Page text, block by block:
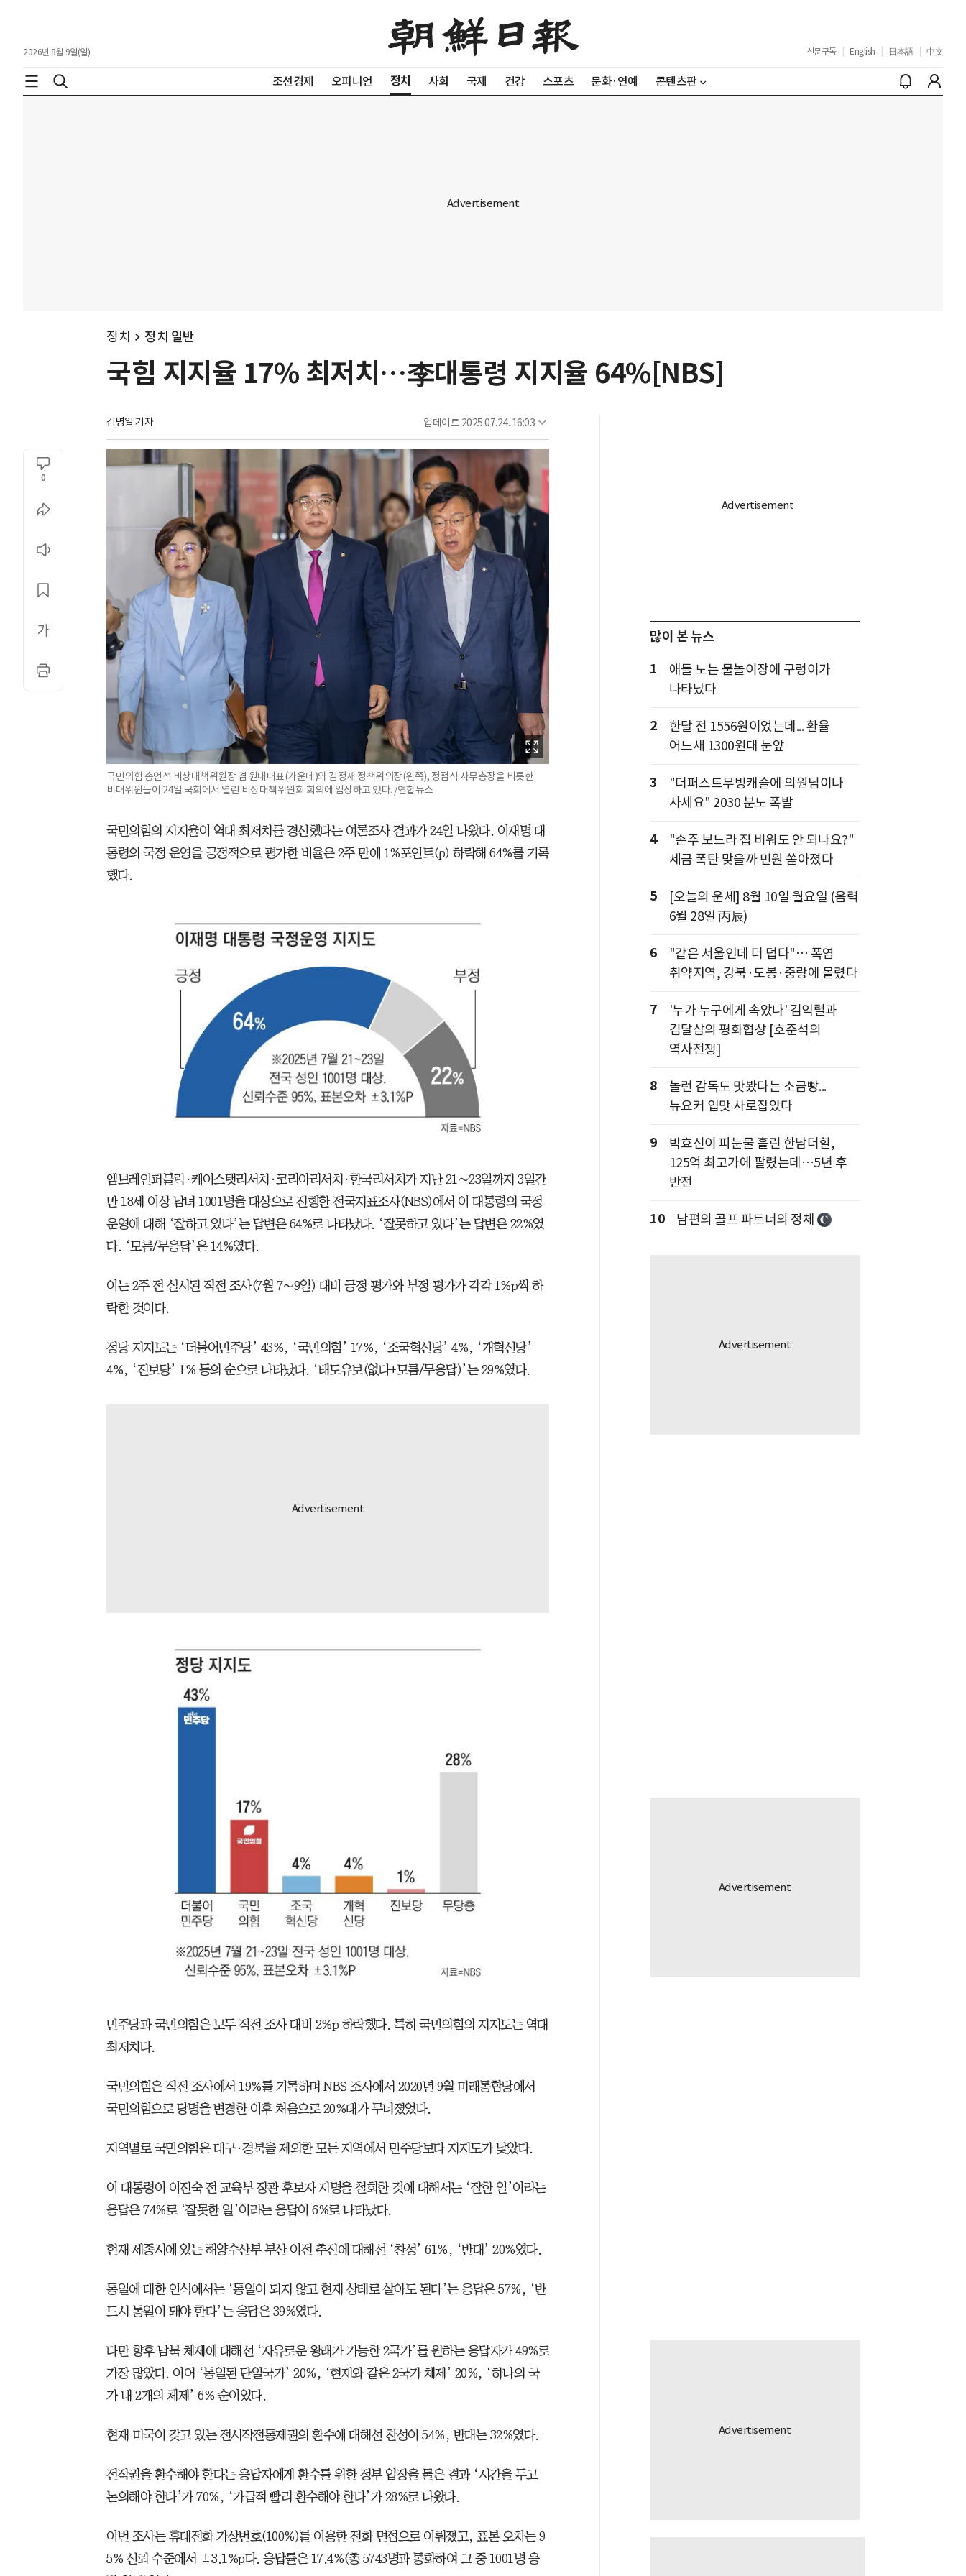
2026년 8월 9일(일) 신문구독 English 日本語 中文
조선경제 오피니언 정치 사회 국제 건강 스포츠 문화·연예 콘텐츠판
정치 정치 일반
국힘 지지율 17% 최저치…李대통령 지지율 64%[NBS]
김명일 기자 업데이트 2025.07.24. 16:03
0
국민의힘 송언석 비상대책위원장 겸 원내대표(가운데)와 김정재 정책위의장(왼쪽), 정점식 사무총장을 비롯한
비대위원들이 24일 국회에서 열린 비상대책위원회 회의에 입장하고 있다. /연합뉴스
국민의힘의 지지율이 역대 최저치를 경신했다는 여론조사 결과가 24일 나왔다. 이재명 대
통령의 국정 운영을 긍정적으로 평가한 비율은 2주 만에 1%포인트(p) 하락해 64%를 기록
했다.
엠브레인퍼블릭·케이스탯리서치·코리아리서치·한국리서치가 지난 21∼23일까지 3일간
만 18세 이상 남녀 1001명을 대상으로 진행한 전국지표조사(NBS)에서 이 대통령의 국정
운영에 대해 ‘잘하고 있다’는 답변은 64%로 나타났다. ‘잘못하고 있다’는 답변은 22%였
다. ‘모름/무응답’은 14%였다.
이는 2주 전 실시된 직전 조사(7월 7∼9일) 대비 긍정 평가와 부정 평가가 각각 1%p씩 하
락한 것이다.
정당 지지도는 ‘더불어민주당’ 43%, ‘국민의힘’ 17%, ‘조국혁신당’ 4%, ‘개혁신당’
4%, ‘진보당’ 1% 등의 순으로 나타났다. ‘태도유보(없다+모름/무응답)’는 29%였다.
민주당과 국민의힘은 모두 직전 조사 대비 2%p 하락했다. 특히 국민의힘의 지지도는 역대
최저치다.
국민의힘은 직전 조사에서 19%를 기록하며 NBS 조사에서 2020년 9월 미래통합당에서
국민의힘으로 당명을 변경한 이후 처음으로 20%대가 무너졌었다.
지역별로 국민의힘은 대구·경북을 제외한 모든 지역에서 민주당보다 지지도가 낮았다.
이 대통령이 이진숙 전 교육부 장관 후보자 지명을 철회한 것에 대해서는 ‘잘한 일’이라는
응답은 74%로 ‘잘못한 일’이라는 응답이 6%로 나타났다.
현재 세종시에 있는 해양수산부 부산 이전 추진에 대해선 ‘찬성’ 61%, ‘반대’ 20%였다.
통일에 대한 인식에서는 ‘통일이 되지 않고 현재 상태로 살아도 된다’는 응답은 57%, ‘반
드시 통일이 돼야 한다’는 응답은 39%였다.
다만 향후 남북 체제에 대해선 ‘자유로운 왕래가 가능한 2국가’를 원하는 응답자가 49%로
가장 많았다. 이어 ‘통일된 단일국가’ 20%, ‘현재와 같은 2국가 체제’ 20%, ‘하나의 국
가 내 2개의 체제’ 6% 순이었다.
현재 미국이 갖고 있는 전시작전통제권의 환수에 대해선 찬성이 54%, 반대는 32%였다.
전작권을 환수해야 한다는 응답자에게 환수를 위한 정부 입장을 물은 결과 ‘시간을 두고
논의해야 한다’가 70%, ‘가급적 빨리 환수해야 한다’가 28%로 나왔다.
이번 조사는 휴대전화 가상번호(100%)를 이용한 전화 면접으로 이뤄졌고, 표본 오차는 9
5% 신뢰 수준에서 ±3.1%p다. 응답률은 17.4%(총 5743명과 통화하여 그 중 1001명 응
많이 본 뉴스
1
애들 노는 물놀이장에 구렁이가
나타났다
2
한달 전 1556원이었는데... 환율
어느새 1300원대 눈앞
3
"더퍼스트무빙캐슬에 의원님이나
사세요" 2030 분노 폭발
4
"손주 보느라 집 비워도 안 되나요?"
세금 폭탄 맞을까 민원 쏟아졌다
5
[오늘의 운세] 8월 10일 월요일 (음력
6월 28일 丙辰)
6
"같은 서울인데 더 덥다"… 폭염
취약지역, 강북·도봉·중랑에 몰렸다
7
'누가 누구에게 속았나' 김익렬과
김달삼의 평화협상 [호준석의
역사전쟁]
8
놀런 감독도 맛봤다는 소금빵...
뉴요커 입맛 사로잡았다
9
박효신이 피눈물 흘린 한남더힐,
125억 최고가에 팔렸는데…5년 후
반전
10 남편의 골프 파트너의 정체